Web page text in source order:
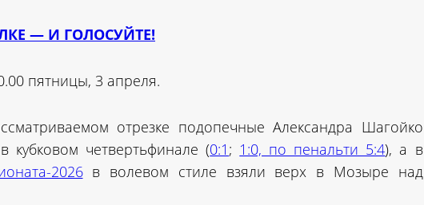
— И ГОЛОСУЙТЕ!
пятницы, 3 апреля.
отрезке подопечные Александра Шагойко
кубковом четвертьфинале (0:1 ; 1:0, по пенальти 5:4), а в
2026в волевом стиле взяли верх в Мозыре над